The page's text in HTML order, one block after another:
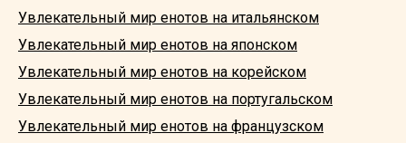
Увлекательный мир енотов на итальянском
Увлекательный мир енотов на японском
Увлекательный мир енотов на корейском
Увлекательный мир енотов на португальском
Увлекательный мир енотов на французском